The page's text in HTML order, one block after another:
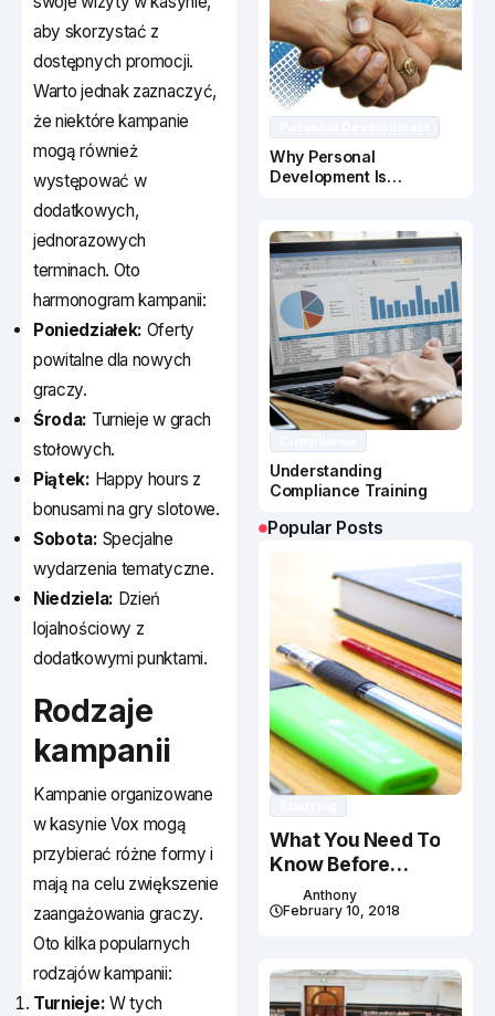
aby skorzystać z
dostępnych promocji.
Warto jednak zaznaczyć,
że niektóre kampanie
mogą również
występować w
dodatkowych,
jednorazowych
terminach. Oto
harmonogram kampanii:
Poniedziałek: Oferty
powitalne dla nowych
graczy.
Środa: Turnieje w grach
stołowych.
Piątek: Happy hours z
bonusami na gry slotowe.
Sobota: Specjalne
wydarzenia tematyczne.
Niedziela: Dzień
lojalnościowy z
dodatkowymi punktami.
Rodzaje
kampanii
Kampanie organizowane
w kasynie Vox mogą
przybierać różne formy i
mają na celu zwiększenie
zaangażowania graczy.
Oto kilka popularnych
rodzajów kampanii:
Turnieje: W tych
Why Personal
Development Is
Understanding
Compliance Training
Popular Posts
What You Need To
Know Before
Studying In Canada
Anthony
February 10, 2018